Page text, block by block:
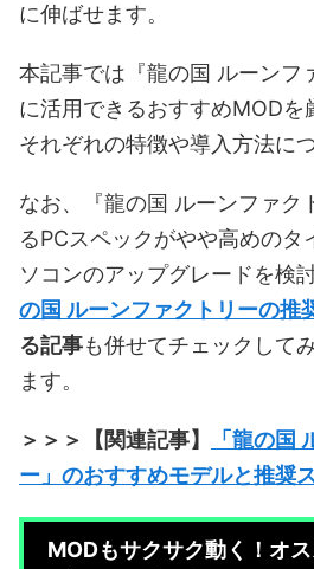
に伸ばせます。
本記事では『龍の国 ルーンフ
に活用できるおすすめMODを
それぞれの特徴や導入方法に
なお、『龍の国 ルーンファク
るPCスペックがやや高めのタ
ソコンのアップグレードを検
の国 ルーンファクトリーの推
る記事も併せてチェックして
ます。
＞＞＞【関連記事】
「龍の国
ー」のおすすめモデルと推奨
MODもサクサク動く！オ